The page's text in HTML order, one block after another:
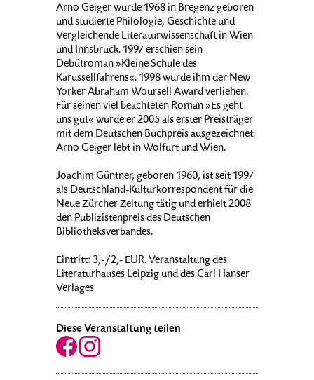
Arno Geiger wurde 1968 in Bregenz geboren
und studierte Philologie, Geschichte und
Vergleichende Literaturwissenschaft in Wien
und Innsbruck. 1997 erschien sein
Debütroman »Kleine Schule des
Karussellfahrens«. 1998 wurde ihm der New
Yorker Abraham Woursell Award verliehen.
Für seinen viel beachteten Roman »Es geht
uns gut« wurde er 2005 als erster Preisträger
mit dem Deutschen Buchpreis ausgezeichnet.
Arno Geiger lebt in Wolfurt und Wien.
Joachim Güntner, geboren 1960, ist seit 1997
als Deutschland-Kulturkorrespondent für die
Neue Zürcher Zeitung tätig und erhielt 2008
den Publizistenpreis des Deutschen
Bibliotheksverbandes.
Eintritt: 3,-/2,- EUR. Veranstaltung des
Literaturhauses Leipzig und des Carl Hanser
Verlages
Diese Veranstaltung teilen